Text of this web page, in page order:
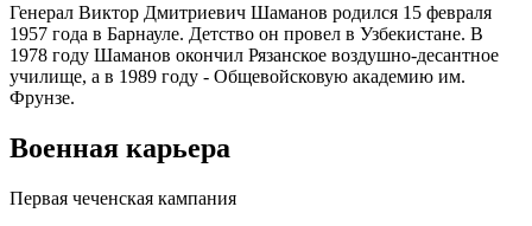
Генерал Виктор Дмитриевич Шаманов родился 15 февраля
1957 года в Барнауле. Детство он провел в Узбекистане. В
1978 году Шаманов окончил Рязанское воздушно-десантное
училище, а в 1989 году - Общевойсковую академию им.
Фрунзе.
Военная карьера
Первая чеченская кампания